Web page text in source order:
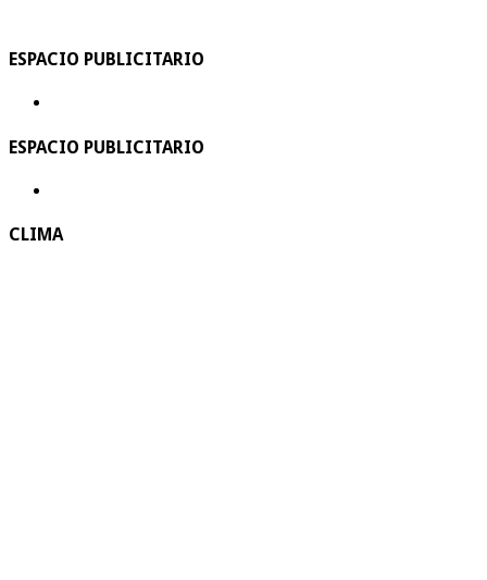
ESPACIO PUBLICITARIO
ESPACIO PUBLICITARIO
CLIMA